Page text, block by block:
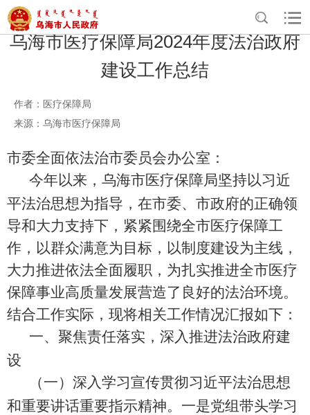
乌海市医疗保障局2024年度法治政府
建设工作总结
作者：医疗保障局
来源：乌海市医疗保障局
市委全面依法治市委员会办公室：
今年以来，乌海市医疗保障局坚持以习近
平法治思想为指导，在市委、市政府的正确领
导和大力支持下，紧紧围绕全市医疗保障工
作，以群众满意为目标，以制度建设为主线，
大力推进依法全面履职，为扎实推进全市医疗
保障事业高质量发展营造了 良好的法治环境。
结合工作实际，现将相关工作情况汇报如下：
一、 聚焦责任落实，深入推进法治政府建
设
（一）深入学习宣传贯彻习近平法治思想
和重要讲话重要指示精神。 一是党组带头学习